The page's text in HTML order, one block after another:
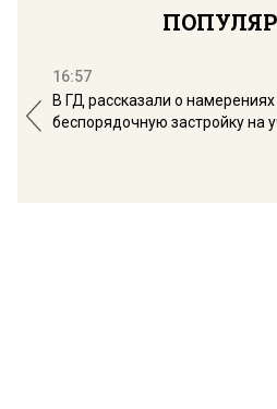
16:57
В ГД рассказали о
беспорядочную застройку на